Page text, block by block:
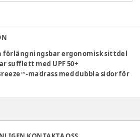
förlängningsbar ergonomisk sittdel
sufflett med UPF 50+
madrass med dubbla sidor för
tillsammans med Alfi bas har